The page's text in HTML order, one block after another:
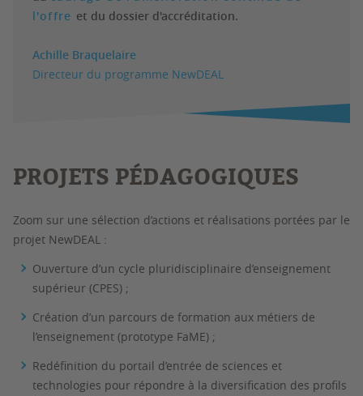
l'offre et du dossier d'accréditation.
Achille Braquelaire
Directeur du programme NewDEAL
PROJETS PÉDAGOGIQUES
Zoom sur une sélection d’actions et réalisations portées par le
projet NewDEAL :
Ouverture d’un cycle pluridisciplinaire d’enseignement
supérieur (CPES) ;
Création d’un parcours de formation aux métiers de
l’enseignement (prototype FaME) ;
Redéfinition du portail d’entrée de sciences et
technologies pour répondre à la diversification des profils